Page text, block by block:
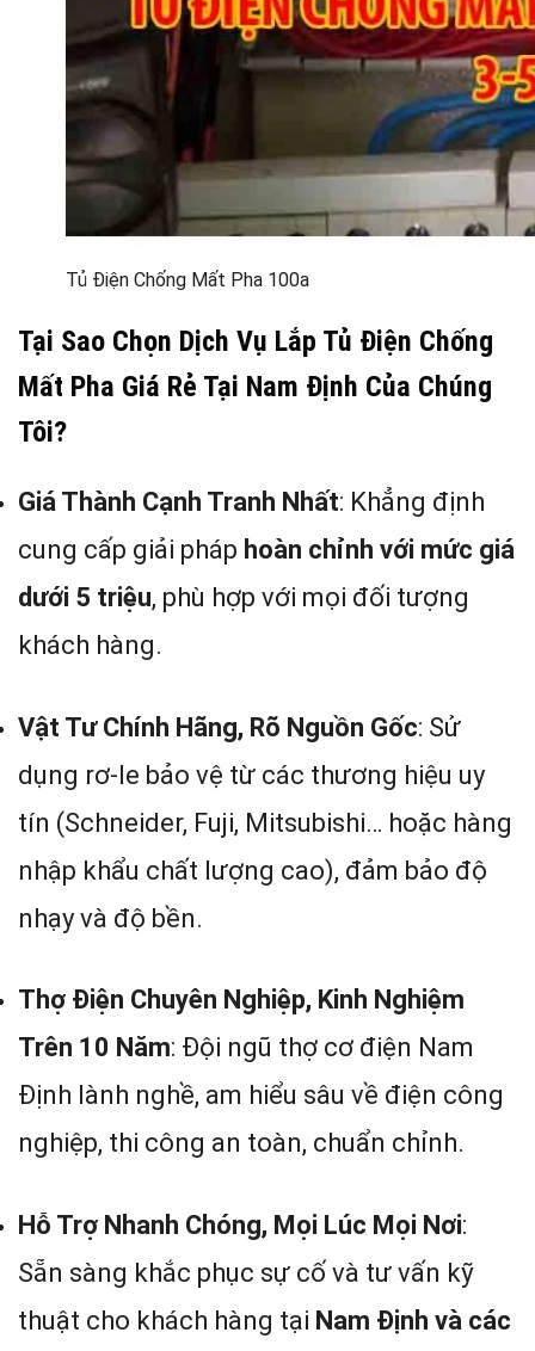
Tủ Điện Chống Mất Pha 100a
Tại Sao Chọn Dịch Vụ Lắp Tủ Điện Chống
Mất Pha Giá Rẻ Tại Nam Định Của Chúng
Tôi?
Giá Thành Cạnh Tranh Nhất: Khẳng định
cung cấp giải pháp hoàn chỉnh với mức giá
dưới 5 triệu, phù hợp với mọi đối tượng
khách hàng.
Vật Tư Chính Hãng, Rõ Nguồn Gốc: Sử
dụng rơ-le bảo vệ từ các thương hiệu uy
tín (Schneider, Fuji, Mitsubishi… hoặc hàng
nhập khẩu chất lượng cao), đảm bảo độ
nhạy và độ bền.
Thợ Điện Chuyên Nghiệp, Kinh Nghiệm
Trên 10 Năm: Đội ngũ thợ cơ điện Nam
Định lành nghề, am hiểu sâu về điện công
nghiệp, thi công an toàn, chuẩn chỉnh.
Hỗ Trợ Nhanh Chóng, Mọi Lúc Mọi Nơi:
Sẵn sàng khắc phục sự cố và tư vấn kỹ
thuật cho khách hàng tại Nam Định và các